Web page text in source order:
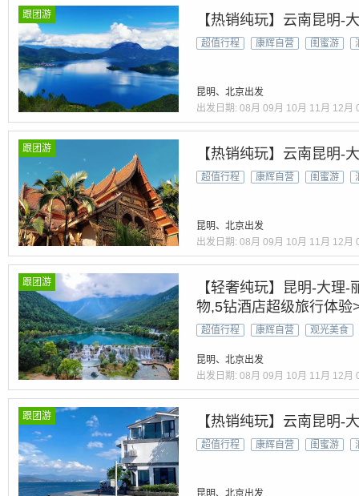
跟团游 【热销纯玩】云南昆明-
超值行程 康辉自营 闺蜜游
昆明、北京出发
出发日期: 08月 09月 10月 11月 12月
跟团游 【热销纯玩】云南昆明-
超值行程 康辉自营 闺蜜游
昆明、北京出发
出发日期: 08月 09月 10月 11月 12月
跟团游
【轻奢纯玩】昆明-大理
物,5钻酒店超级旅行体验
超值行程 康辉自营 观光美食
昆明、北京出发
出发日期: 08月 09月 10月 11月 12月
跟团游 【热销纯玩】云南昆明-
超值行程 康辉自营 闺蜜游
昆明、北京出发